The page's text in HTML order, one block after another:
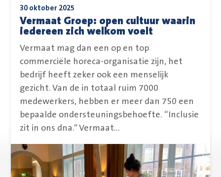
Vermaat Groep: open cultuur waarin
iedereen zich welkom voelt
30 oktober 2025
Vermaat mag dan een op en top
commerciële horeca-organisatie zijn, het
bedrijf heeft zeker ook een menselijk
gezicht. Van de in totaal ruim 7000
medewerkers, hebben er meer dan 750 een
bepaalde ondersteuningsbehoefte. “Inclusie
zit in ons dna.” Vermaat...